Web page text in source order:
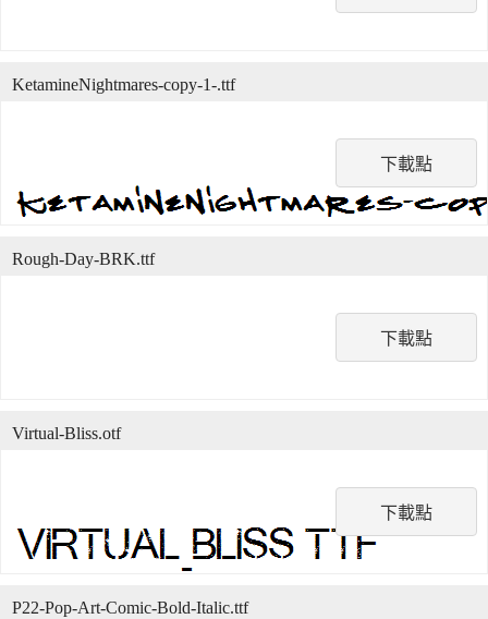
下載點
KetamineNightmares-copy-1-.ttf
下載點
Rough-Day-BRK.ttf
下載點
Virtual-Bliss.otf
P22-Pop-Art-Comic-Bold-Italic.ttf